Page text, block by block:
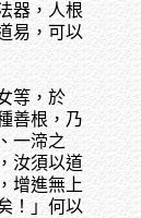
器，人根
易，可以
等，於
善根，乃
一渧之
汝須以道
增進無上
！」何以